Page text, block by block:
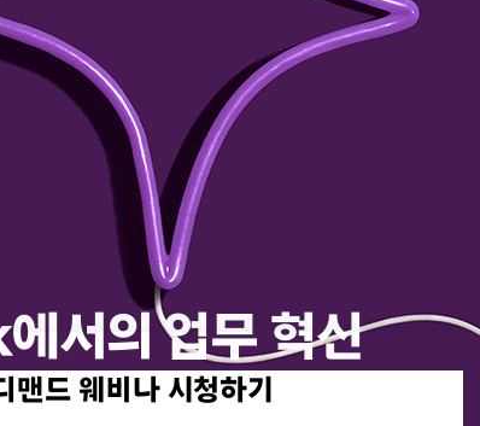
서의 업무 혁신
는 지 살펴보세요.
맨드 웨비나 시청하기